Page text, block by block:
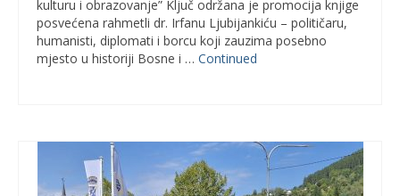
kulturu i obrazovanje” Ključ održana je promocija knjige
posvećena rahmetli dr. Irfanu Ljubijankiću – političaru,
humanisti, diplomati i borcu koji zauzima posebno
mjesto u historiji Bosne i … Continued